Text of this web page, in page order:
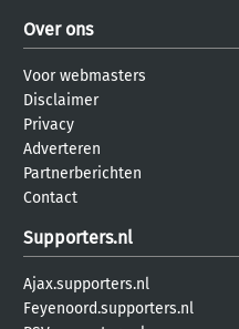
Over ons
Voor webmasters
Disclaimer
Privacy
Adverteren
Partnerberichten
Contact
Supporters.nl
Ajax.supporters.nl
Feyenoord.supporters.nl